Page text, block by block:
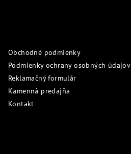
Obchodné podmienky
Podmienky ochrany osobných údajov
Reklamačný formulár
Kamenná predajňa
Kontakt